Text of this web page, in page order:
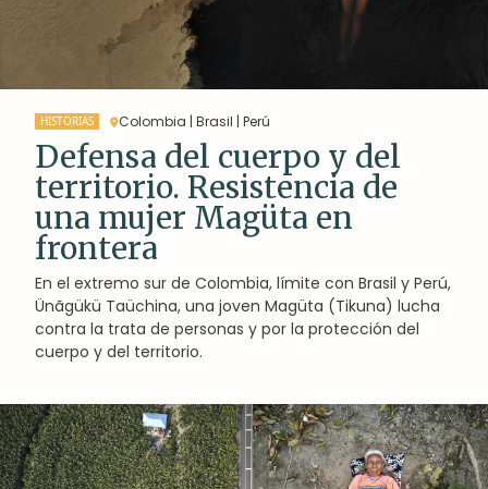
HISTORIAS Colombia | Brasil | Perú
Defensa del cuerpo y del
territorio. Resistencia de
una mujer Magüta en
frontera
En el extremo sur de Colombia, límite con Brasil y Perú,
Ünãgükü Taüchina, una joven Magüta (Tikuna) lucha
contra la trata de personas y por la protección del
cuerpo y del territorio.